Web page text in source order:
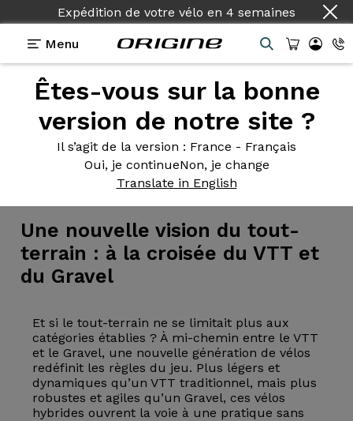
Expédition de votre vélo en 4 semaines
Menu
Êtes-vous sur la bonne
version de notre site ?
Il s’agit de la version : France - Français
Oui, je continueNon, je change
Translate in English
>Gravel
Une nouvelle vision du tout-
terrain : à la croisée du VTT et
du Gravel
Et si le tout-terrain ne se limitait plus aux
catégories établies ? À mi-chemin entre le VTT
et le Gravel, une nouvelle génération de vélos
redéfinit les règles du jeu. Plus légers et
dynamiques qu’un VTT traditionnel, mais plus
robustes et agiles qu’un Gravel, ces vélos
hybrides ouvrent la voie à une pratique sans